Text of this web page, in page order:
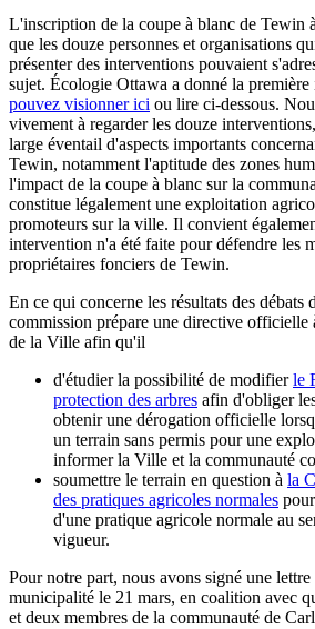
L'inscription de la coupe à blanc de Tewin
que les douze personnes et organisations
présenter des interventions pouvaient
sujet. Écologie Ottawa a donné la
pouvez visionner ici ou lire ci-dessous.
vivement à regarder les douze
large éventail d'aspects importants
Tewin, notamment l'aptitude des zones
l'impact de la coupe à blanc sur la
constitue légalement une exploitation
promoteurs sur la ville. Il convient
intervention n'a été faite pour défendre les
propriétaires fonciers de Tewin.
En ce qui concerne les résultats des débats
commission prépare une directive officielle
de la Ville afin qu'il
d'étudier la possibilité de modifierle
protection des arbres afin d'obliger
obtenir une dérogation officielle
un terrain sans permis pour une
informer la Ville et la communauté
soumettre le terrain en question à la
des pratiques agricoles normales
d'une pratique agricole normale au
vigueur.
Pour notre part, nous avons signé une lettre
municipalité le 21 mars, en coalition avec
et deux membres de la communauté de